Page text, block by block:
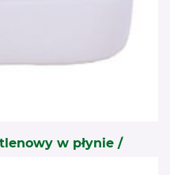
w płynie /